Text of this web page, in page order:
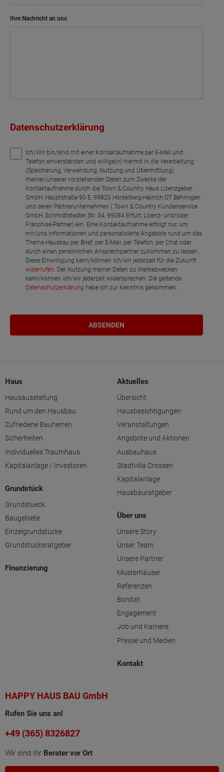
Ihre Nachricht an uns
Datenschutzerklärung
Ich/Wir bin/sind mit einer Kontaktaufnahme per E-Mail und
Telefon einverstanden und willige(n) hiermit in die Verarbeitung
(Speicherung, Verwendung, Nutzung und Übermittlung)
meiner/unserer vorstehenden Daten zum Zwecke der
Kontaktaufnahme durch die Town & Country Haus Lizenzgeber
GmbH, Hauptstraße 90 E, 99820 Hörselberg-Hainich OT Behringen
und deren Partnerunternehmen ( Town & Country Kundenservice
GmbH, Schmidtstedter Str. 34, 99084 Erfurt, Lizenz- und/oder
Franchise-Partner) ein. Eine Kontaktaufnahme erfolgt nur, um
mir/uns Informationen und personalisierte Angebote rund um das
Thema Hausbau per Brief, per E-Mail, per Telefon, per Chat oder
durch einen persönlichen Ansprechpartner zukommen zu lassen.
Diese Einwilligung kann/können ich/wir jederzeit für die Zukunft
widerrufen . Der Nutzung meiner Daten zu Werbezwecken
kann/können ich/wir jederzeit widersprechen. Die geltende
Datenschutzerklärung habe ich zur Kenntnis genommen.
Haus
Hausausstellung
Rund um den Hausbau
Zufriedene Bauherren
Sicherheiten
Individuelles Traumhaus
Kapitalanlage / Investoren
Grundstück
Grundstueck
Baugebiete
Einzelgrundstücke
Grundstücksratgeber
Finanzierung
Aktuelles
Übersicht
Hausbesichtigungen
Veranstaltungen
Angebote und Aktionen
Ausbauhaus
Stadtvilla Crossen
Kapitalanlage
Hausbauratgeber
Über uns
Unsere Story
Unser Team
Unsere Partner
Musterhäuser
Referenzen
Bonität
Engagement
Job und Karriere
Presse und Medien
Kontakt
HAPPY HAUS BAU GmbH
Rufen Sie uns an!
+49 (365) 8326827
Wir sind Ihr Berater vor Ort